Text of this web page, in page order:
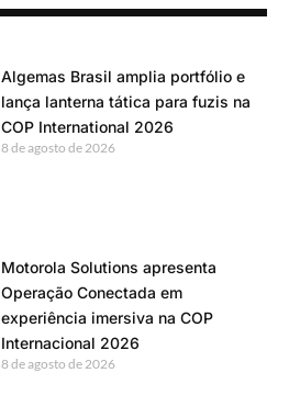
Algemas Brasil amplia portfólio e
lança lanterna tática para fuzis na
COP International 2026
8 de agosto de 2026
Motorola Solutions apresenta
Operação Conectada em
experiência imersiva na COP
Internacional 2026
8 de agosto de 2026